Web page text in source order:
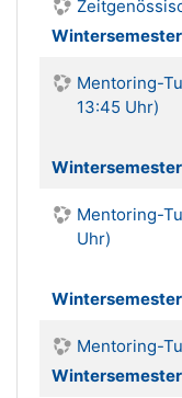
Mentoring-
13:45 Uhr)
Mentoring-
Uhr)
Mentoring-